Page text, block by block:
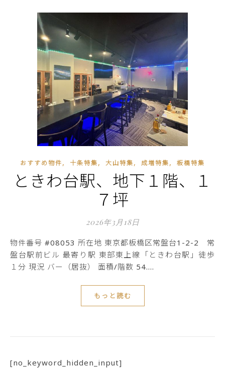
おすすめ物件, 十条特集, 大山特集, 成増特集, 板橋特集
ときわ台駅、地下１階、１
７坪
2026年3月18日
物件番号 #08053 所在地 東京都板橋区常盤台1-2-2 常
盤台駅前ビル 最寄り駅 東部東上線「ときわ台駅」徒歩
１分 現況 バー（居抜） 面積/階数 54.…
もっと読む
[no_keyword_hidden_input]